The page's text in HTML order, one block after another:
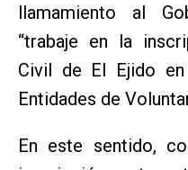
llamamiento al
“trabaje en la
Civil de El Ejido
Entidades de
En este sentido,